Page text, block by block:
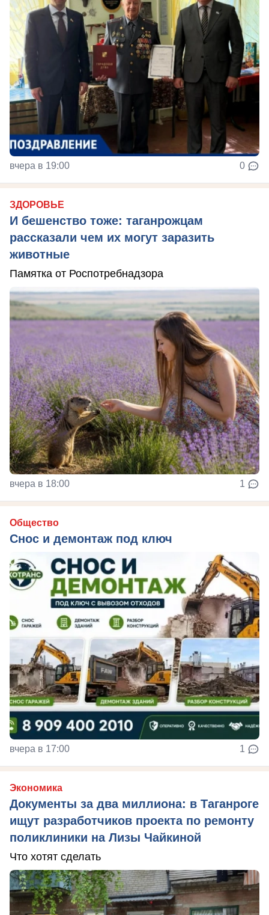
вчера в 19:00 0
ЗДОРОВЬЕ
И бешенство тоже: таганрожцам
рассказали чем их могут заразить
животные
Памятка от Роспотребнадзора
вчера в 18:00 1
Общество
Снос и демонтаж под ключ
вчера в 17:00 1
Экономика
Документы за два миллиона: в Таганроге
ищут разработчиков проекта по ремонту
поликлиники на Лизы Чайкиной
Что хотят сделать